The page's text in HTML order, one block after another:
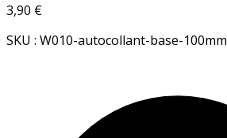
3,90 €
SKU : W010-autocollant-base-100mm